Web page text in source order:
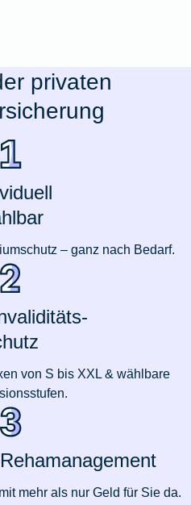
privaten
– ganz nach Bedarf.
von S bis XXL & wählbare
mehr als nur Geld für Sie da.